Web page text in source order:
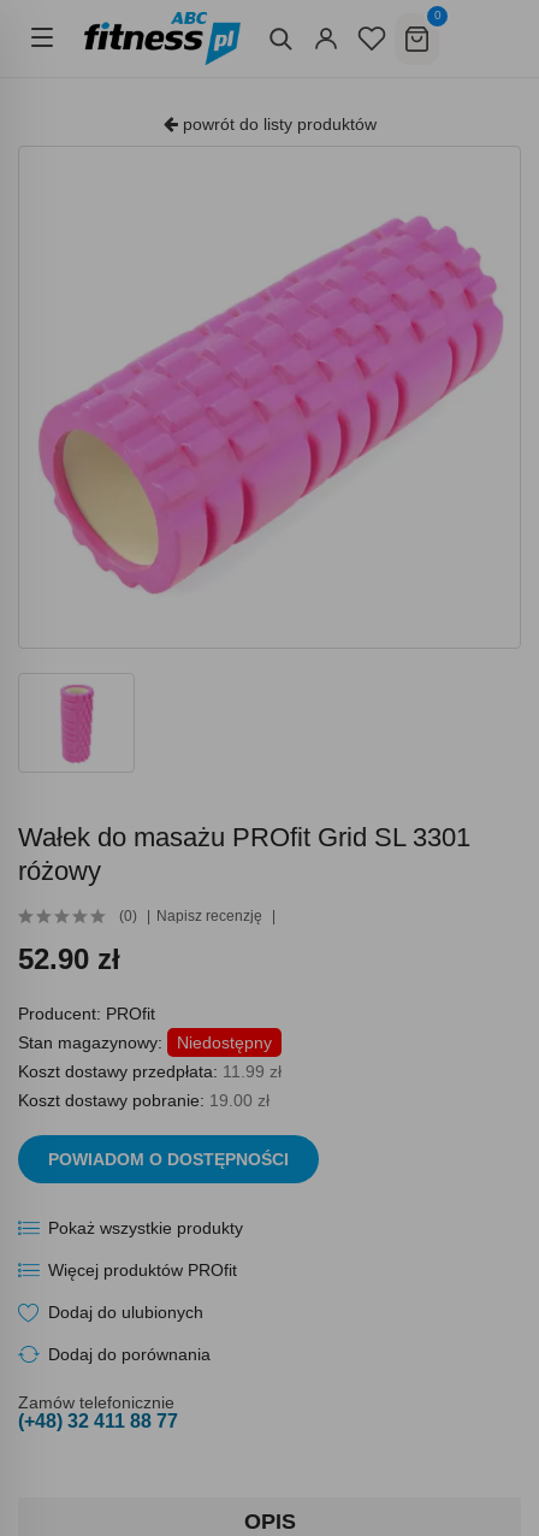
0
powrót do listy produktów
Wałek do masażu PROfit Grid SL 3301
różowy
(0) Napisz recenzję
52.90 zł
Producent: PROfit
Stan magazynowy:
Niedostępny
Koszt dostawy przedpłata: 11.99 zł
Koszt dostawy pobranie: 19.00 zł
POWIADOM O DOSTĘPNOŚCI
Pokaż wszystkie produkty
Więcej produktów PROfit
Dodaj do ulubionych
Dodaj do porównania
Zamów telefonicznie
(+48) 32 411 88 77
OPIS